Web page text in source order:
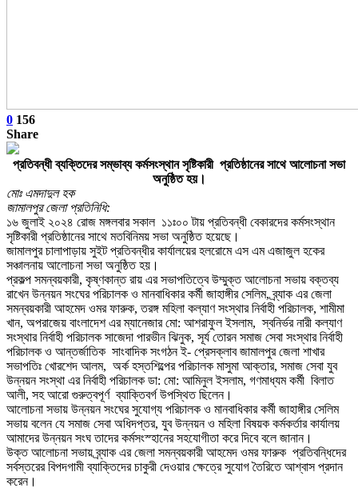
0 156
Share
প্রতিবন্ধী ব্যক্তিদের সম্ভাব্য কর্মসংস্থান সৃষ্টিকারী প্রতিষ্ঠানের সাথে আলোচনা সভা
অনুষ্ঠিত হয়।
মোঃ এমদাদুল হক
জামালপুর জেলা প্রতিনিধি:
১৬ জুলাই ২০২৪ রোজ মঙ্গলবার সকাল ১১ঃ০০ টায় প্রতিবন্ধী বেকারদের কর্মসংস্থান
সৃষ্টিকারী প্রতিষ্ঠানের সাথে মতবিনিময় সভা অনুষ্ঠিত হয়েছে।
জামালপুর চালাপাড়ায় সুইট প্রতিবন্ধীর কার্যালয়ের হলরোমে এস এম এজাজুল হকের
সঞ্চালনায় আলোচনা সভা অনুষ্ঠিত হয়।
প্রকল্প সমন্বয়কারী, কৃষ্ণকান্ত রায় এর সভাপতিত্বে উম্মুক্ত আলোচনা সভায় বক্তব্য
রাখেন উন্নয়ন সংঘের পরিচালক ও মানবাধিকার কর্মী জাহাঙ্গীর সেলিম, ব্র্যাক এর জেলা
সমন্বয়কারী আহমেদ ওমর ফারুক, তরঙ্গ মহিলা কল্যাণ সংস্থার নির্বাহী পরিচালক, শামীমা
খান, অপরাজেয় বাংলাদেশ এর ম্যানেজার মো: আশরাফুল ইসলাম, স্বনির্ভর নারী কল্যাণ
সংস্থার নির্বাহী পরিচালক সাজেদা পারভীন ঝিনুক, সূর্য তোরন সমাজ সেবা সংস্থার নির্বাহী
পরিচালক ও আন্তর্জাতিক সাংবাদিক সংগঠন ই- প্রেসক্লাব জামালপুর জেলা শাখার
সভাপতিঃ খোরশেদ আলম, অর্ক হস্তশিল্পের পরিচালক মাসুমা আক্তার, সমাজ সেবা যুব
উন্নয়ন সংস্থা এর নির্বাহী পরিচালক ডা: মো: আমিনুল ইসলাম, গণমাধ্যম কর্মী বিলাত
আলী, সহ আরো গুরুত্বপূর্ণ ব্যাক্তিবর্গ উপস্থিত ছিলেন।
আলোচনা সভায় উন্নয়ন সংঘের সুযোগ্য পরিচালক ও মানবাধিকার কর্মী জাহাঙ্গীর সেলিম
সভায় বলেন যে সমাজ সেবা অধিদপ্তর, যুব উন্নয়ন ও মহিলা বিষয়ক কর্মকর্তার কার্যালয়
আমাদের উন্নয়ন সংঘ তাদের কর্মসংস্হানের সহযোগীতা করে দিবে বলে জানান।
উক্ত আলোচনা সভায় ব্র্যাক এর জেলা সমন্বয়কারী আহমেদ ওমর ফারুক প্রতিবন্ধিদের
সর্বস্তরের বিপদগামী ব্যাক্তিদের চাকুরী দেওয়ার ক্ষেত্রে সুযোগ তৈরিতে আশ্বাস প্রদান
করেন।